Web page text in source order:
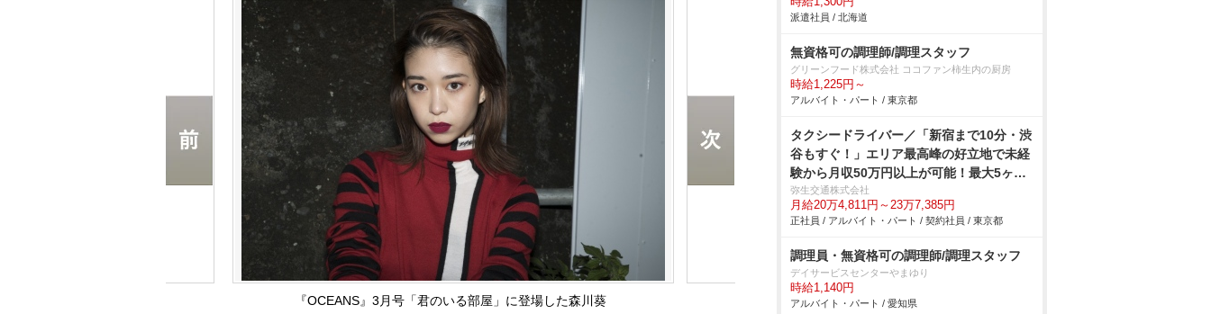
『OCEANS』3月号「君のいる部屋」に登場した森川葵
派遣社員 / 北海道
無資格可の調理師/調理スタッフ
グリーンフード株式会社 ココファン柿生内の厨房
時給1,225円～
アルバイト・パート / 東京都
タクシードライバー／「新宿まで10分・渋
谷もすぐ！」エリア最高峰の好立地で未経
験から月収50万円以上が可能！最大5ヶ月
の寮費無料×大手kmグループの圧倒的な働
きやすさ。
弥生交通株式会社
月給20万4,811円～23万7,385円
正社員 / アルバイト・パート / 契約社員 / 東京都
調理員・無資格可の調理師/調理スタッフ
デイサービスセンターやまゆり
時給1,140円
アルバイト・パート / 愛知県